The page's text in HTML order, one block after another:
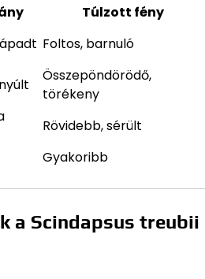
Túlzott fény
Foltos, barnuló
Összepöndörödő,
törékeny
Rövidebb, sérült
Gyakoribb
a Scindapsus treubii